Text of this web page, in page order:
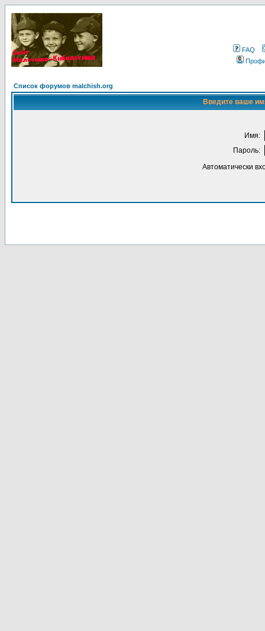
FAQ
Список форумов malchish.org
Введите ваше
Имя:
Пароль:
Автоматически